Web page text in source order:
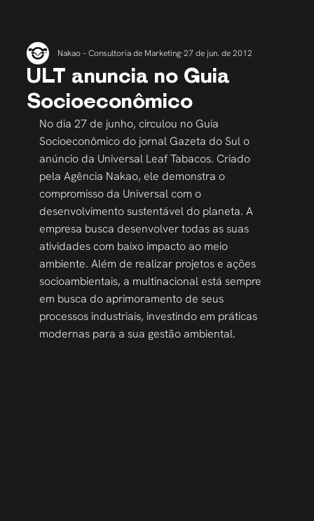
ULT anuncia no Guia
Socioeconômico
Nakao – Consultoria de Marketing 27 de jun. de 2012
No dia 27 de junho, circulou no Guia
Socioeconômico do jornal Gazeta do Sul o
anúncio da Universal Leaf Tabacos. Criado
pela Agência Nakao, ele demonstra o
compromisso da Universal com o
desenvolvimento sustentável do planeta. A
empresa busca desenvolver todas as suas
atividades com baixo impacto ao meio
ambiente. Além de realizar projetos e ações
socioambientais, a multinacional está sempre
em busca do aprimoramento de seus
processos industriais, investindo em práticas
modernas para a sua gestão ambiental.